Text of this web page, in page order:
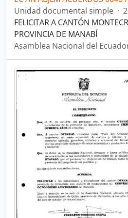
Unidad documental simple ·
FELICITAR A CANTÓN
PROVINCIA DE MANABÍ
Asamblea Nacional del